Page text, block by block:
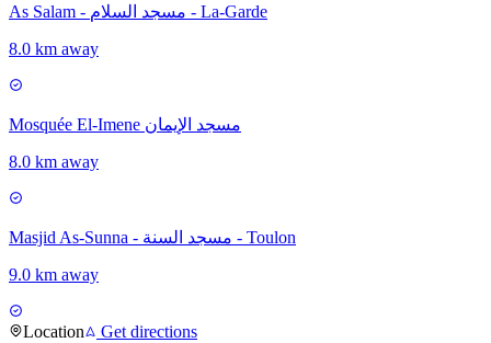
As Salam - مسجد السلام - La-Garde
8.0 km away
Mosquée El-Imene مسجد الإيمان
8.0 km away
Masjid As-Sunna - مسجد السنة - Toulon
9.0 km away
Location Get directions